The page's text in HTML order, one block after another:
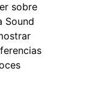
sobre
Sound